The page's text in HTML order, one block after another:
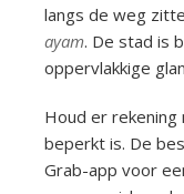
langs de weg
ayam. De stad is
oppervlakkige
Houd er
beperkt is. De
Grab-app voor